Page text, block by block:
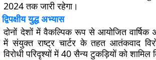
2024 तक जारी रहेगा।
द्विपक्षीय युद्ध अभ्यास
दोनों देशों में वैकल्पिक रूप से आयोजित वार्षिक
में संयुक्त राष्ट्र चार्टर के तहत आतंकवाद
विरोधी परिदृश्यों में 40 सैन्य टुकड़ियों को शामिल